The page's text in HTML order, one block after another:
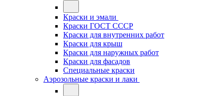
Краски и эмали
Краски ГОСТ СССР
Краски для внутренних работ
Краски для крыш
Краски для наружных работ
Краски для фасадов
Специальные краски
Аэрозольные краски и лаки